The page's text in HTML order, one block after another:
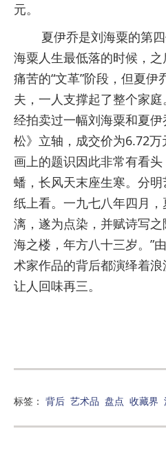
元。
夏伊乔是刘海粟的第四
海粟人生最低落的时候，
痛苦的“文革”阶段，但夏
夫，一人支撑起了整个家
经拍卖过一幅刘海粟和夏
松》立轴，成交价为6.72万
画上的题识因此非常有看
蟠，长风天末座生寒。分
纸上看。一九七八年四月
漓，遂为点染，并赋诗写
海之楼，年方八十三岁。”
术家作品的背后都演绎着浪
让人回味再三。
标签： 背后 艺术品 盘点 收藏界